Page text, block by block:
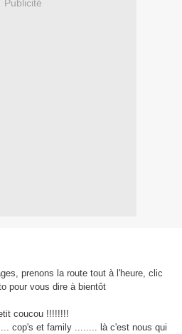
Publicité
prenons la route tout à l'heure, clic
pour vous dire à bientôt
coucou !!!!!!!!
cop's et family ........ là c'est nous qui